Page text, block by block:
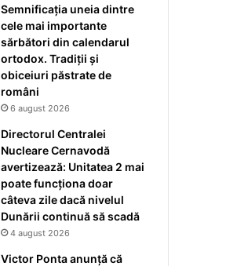
Semnificația uneia dintre
cele mai importante
sărbători din calendarul
ortodox. Tradiții și
obiceiuri păstrate de
români
6 august 2026
Directorul Centralei
Nucleare Cernavodă
avertizează: Unitatea 2 mai
poate funcționa doar
câteva zile dacă nivelul
Dunării continuă să scadă
4 august 2026
Victor Ponta anunță că